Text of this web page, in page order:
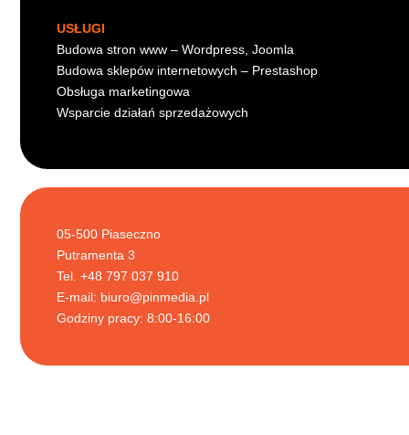
USŁUGI
Budowa stron www – Wordpress, Joomla
Budowa sklepów internetowych – Prestashop
Obsługa marketingowa
Wsparcie działań sprzedażowych
05-500 Piaseczno
Putramenta 3
Tel. +48 797 037 910
E-mail: biuro@pinmedia.pl
Godziny pracy: 8:00-16:00